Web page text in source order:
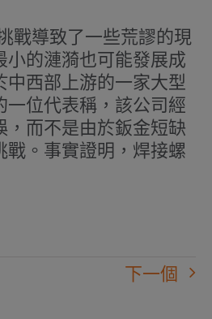
戰導致了一些荒謬的現
小的漣漪也可能發展成
中西部上游的一家大型
一位代表稱，該公司經
，而不是由於鈑金短缺
戰。事實證明，焊接螺
下一個